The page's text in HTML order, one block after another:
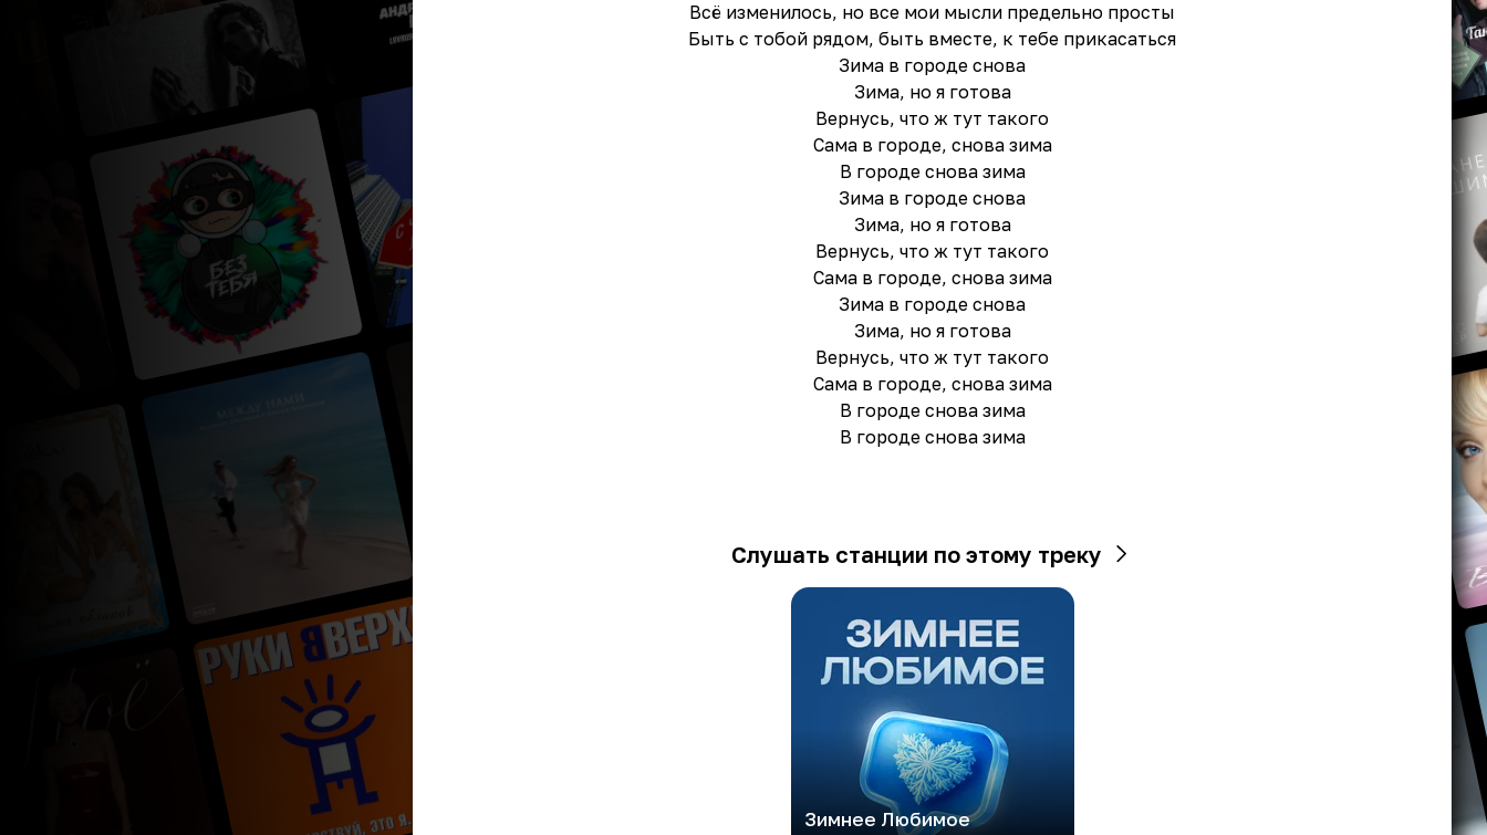
Всё изменилось, но все мои мысли предельно просты
Быть с тобой рядом, быть вместе, к тебе прикасаться
Зима в городе снова
Зима, но я готова
Вернусь, что ж тут такого
Сама в городе, снова зима
В городе снова зима
Зима в городе снова
Зима, но я готова
Вернусь, что ж тут такого
Сама в городе, снова зима
Зима в городе снова
Зима, но я готова
Вернусь, что ж тут такого
Сама в городе, снова зима
В городе снова зима
В городе снова зима
Слушать станции по этому треку
Зимнее Любимое